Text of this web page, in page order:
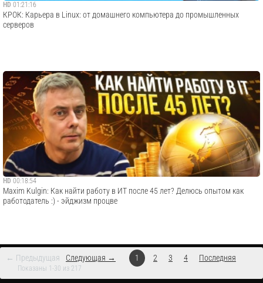
HD 01:21:16
КРОК: Карьера в Linux: от домашнего компьютера до промышленных
серверов
HD 00:18:54
Maxim Kulgin: Как найти работу в ИТ после 45 лет? Делюсь опытом как
работодатель :) - эйджизм процве
← Предыдущая Следующая → 1 2 3 4 Последняя
Показаны 1-30 из 217